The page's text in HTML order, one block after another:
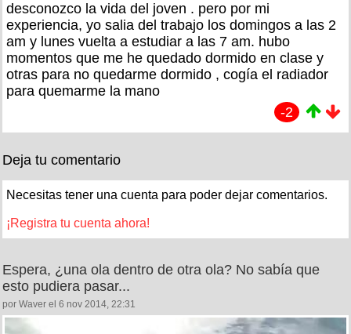
desconozco la vida del joven . pero por mi
experiencia, yo salia del trabajo los domingos a las 2
am y lunes vuelta a estudiar a las 7 am. hubo
momentos que me he quedado dormido en clase y
otras para no quedarme dormido , cogía el radiador
para quemarme la mano
-2
Deja tu comentario
Necesitas tener una cuenta para poder dejar comentarios.
¡Registra tu cuenta ahora!
Espera, ¿una ola dentro de otra ola? No sabía que
esto pudiera pasar...
por Waver el 6 nov 2014, 22:31